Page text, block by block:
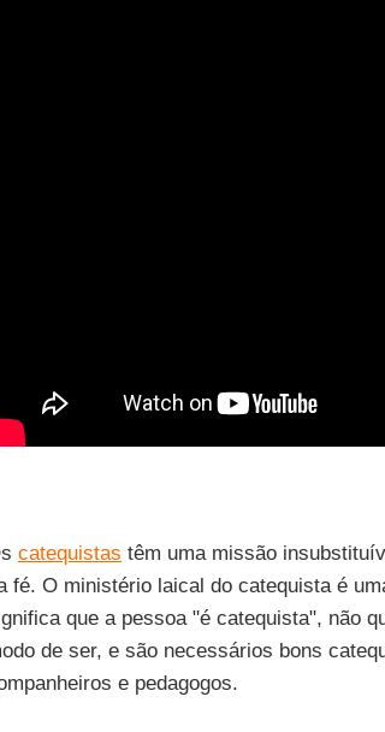
catequistas têm uma missão
fé. O ministério laical do catequista é
que a pessoa "é catequista", não
de ser, e são necessários bons
e pedagogos.